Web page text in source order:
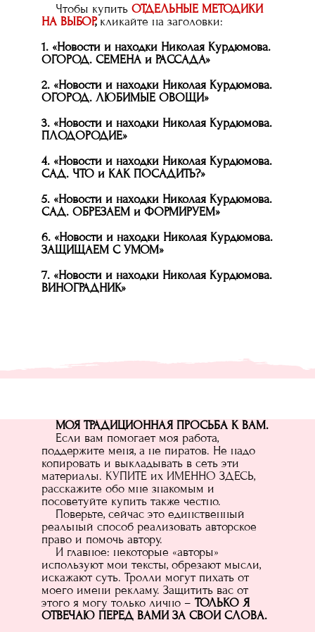
Чтобы купить ОТДЕЛЬНЫЕ МЕТОДИКИ
НА ВЫБОР,кликайте на заголовки:
1. «Новости и находки Николая Курдюмова.
ОГОРОД. СЕМЕНА и РАССАДА»
2. «Новости и находки Николая Курдюмова.
ОГОРОД. ЛЮБИМЫЕ ОВОЩИ»
3. «Новости и находки Николая Курдюмова.
ПЛОДОРОДИЕ»
4. «Новости и находки Николая Курдюмова.
САД. ЧТО и КАК ПОСАДИТЬ?»
5. «Новости и находки Николая Курдюмова.
САД. ОБРЕЗАЕМ и ФОРМИРУЕМ»
6. «Новости и находки Николая Курдюмова.
ЗАЩИЩАЕМ С УМОМ»
7. «Новости и находки Николая Курдюмова.
ВИНОГРАДНИК»
МОЯ ТРАДИЦИОННАЯ ПРОСЬБА К ВАМ.
Если вам помогает моя работа,
поддержите меня, а не пиратов. Не надо
копировать и выкладывать в сеть эти
материалы. КУПИТЕ их ИМЕННО ЗДЕСЬ,
расскажите обо мне знакомым и
посоветуйте купить также честно.
Поверьте, сейчас это единственный
реальный способ реализовать авторское
право и помочь автору.
И главное: некоторые «авторы»
используют мои тексты, обрезают мысли,
искажают суть. Тролли могут пихать от
моего имени рекламу. Защитить вас от
этого я могу только лично – ТОЛЬКО Я
ОТВЕЧАЮ ПЕРЕД ВАМИ ЗА СВОИ СЛОВА.